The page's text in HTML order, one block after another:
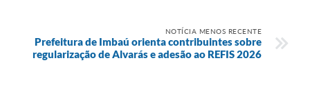
NOTÍCIA MENOS RECENTE
Prefeitura de Imbaú orienta contribuintes sobre
regularização de Alvarás e adesão ao REFIS 2026